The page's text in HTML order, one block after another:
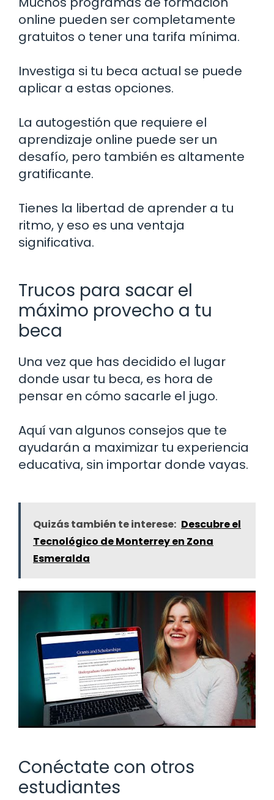
online pueden ser completamente
gratuitos o tener una tarifa mínima.
Investiga si tu beca actual se puede
aplicar a estas opciones.
La autogestión que requiere el
aprendizaje online puede ser un
desafío, pero también es altamente
gratificante.
Tienes la libertad de aprender a tu
ritmo, y eso es una ventaja
significativa.
Trucos para sacar el
máximo provecho a tu
beca
Una vez que has decidido el lugar
donde usar tu beca, es hora de
pensar en cómo sacarle el jugo.
Aquí van algunos consejos que te
ayudarán a maximizar tu experiencia
educativa, sin importar donde vayas.
Quizás también te interese: Descubre el
Tecnológico de Monterrey en Zona
Esmeralda
Conéctate con otros
estudiantes